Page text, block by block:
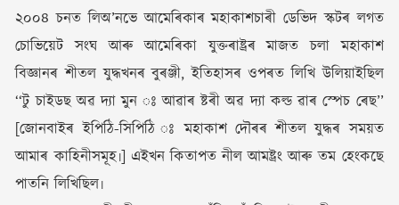
২০০৪ চনত লিঅ’নভে আমেৰিকাৰ মহাকাশচাৰী ডেভিদ স্কটৰ লগত
চোভিয়েট সংঘ আৰু আমেৰিকা যুক্তৰাষ্ট্ৰৰ মাজত চলা মহাকাশ
বিজ্ঞানৰ শীতল যুদ্ধখনৰ বুৰঞ্জী, ইতিহাসৰ ওপৰত লিখি উলিয়াইছিল
‘‘টু চাইডছ অৱ দ্যা মুন ঃ আৱাৰ ষ্টৰী অৱ দ্যা কল্ড ৱাৰ স্পেচ ৰেছ’’
[জোনবাইৰ ইপিঠি-সিপিঠি ঃ মহাকাশ দৌৰৰ শীতল যুদ্ধৰ সময়ত
আমাৰ কাহিনীসমূহ৷] এইখন কিতাপত নীল আমষ্ট্ৰং আৰু তম হেংকছে
পাতনি লিখিছিল৷